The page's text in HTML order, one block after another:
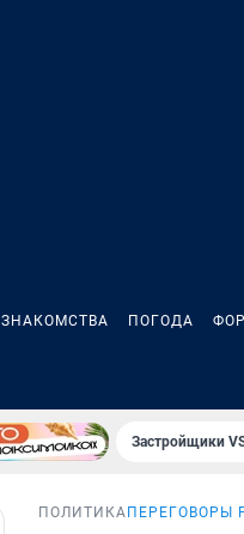
ЗНАКОМСТВА ПОГОДА
Застройщики
ПОЛИТИКА ПЕРЕГОВОРЫ